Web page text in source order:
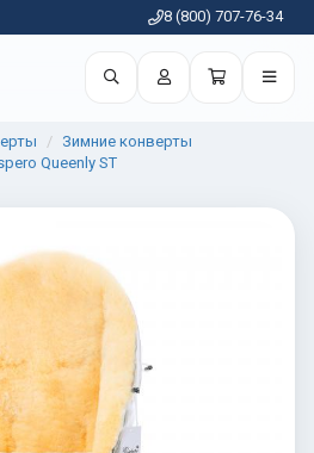
8 (800) 707-76-34
Зимние конверты
Queenly ST